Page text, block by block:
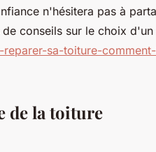
n'hésitera pas à
conseils sur le choix
sa-toiture-
de la toiture